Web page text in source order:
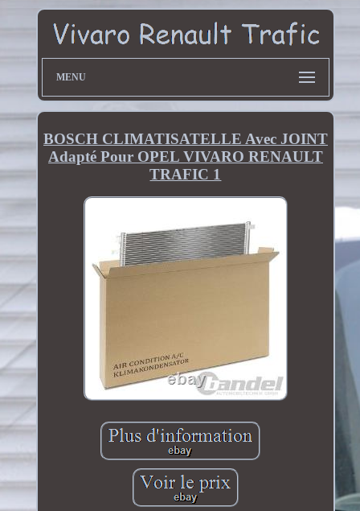
MENU
BOSCH CLIMATISATELLE Avec JOINT
Adapté Pour OPEL VIVARO RENAULT
TRAFIC 1